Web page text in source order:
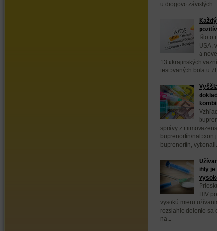
u drogovo závislých...
Išlo o
USA,
a
13 ukrajinských
testovaných bola u
správy z
buprenorfín/naloxon
buprenorfín,
ihly je
HIV
vysokú mieru
rozsiahle delenie sa
na...